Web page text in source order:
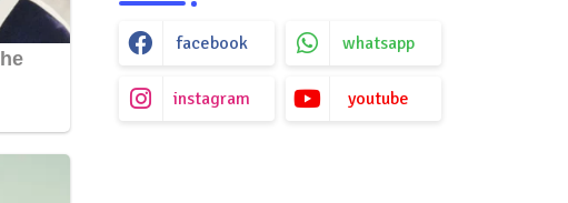
facebook whatsapp
instagram youtube